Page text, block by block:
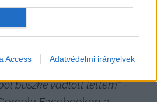
Access Adatvédelmi irányelvek
tudomást szerzett, ellene
a bírósági utat nem
így véglegessé váló tiltó
megszervezte.”
büszke vádlott lettem” –